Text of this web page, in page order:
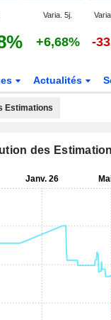
Varia. 5j.
+6,68% -
Actualités
Estimations
des